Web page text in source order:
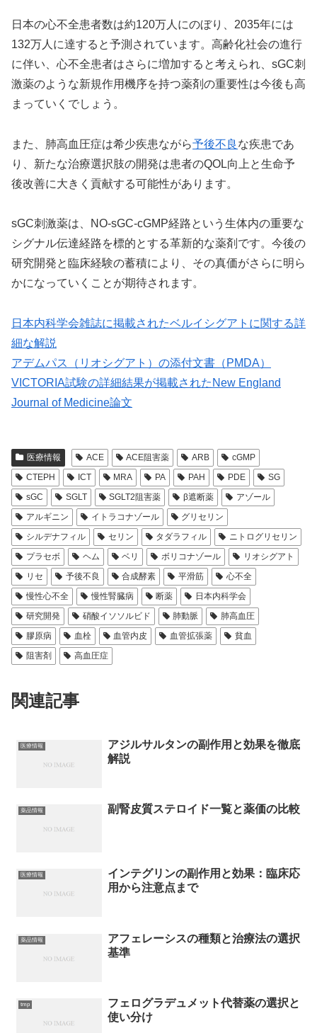
日本の心不全患者数は約120万人にのぼり、2035年には
132万人に達すると予測されています。高齢化社会の進行
に伴い、心不全患者はさらに増加すると考えられ、sGC刺
激薬のような新規作用機序を持つ薬剤の重要性は今後も高
まっていくでしょう。
また、肺高血圧症は希少疾患ながら予後不良 な疾患であ
り、新たな治療選択肢の開発は患者のQOL向上と生命予
後改善に大きく貢献する可能性があります。
sGC刺激薬は、NO-sGC-cGMP経路という生体内の重要な
シグナル伝達経路を標的とする革新的な薬剤です。今後の
研究開発と臨床経験の蓄積により、その真価がさらに明ら
かになっていくことが期待されます。
日本内科学会雑誌に掲載されたベルイシグアトに関する詳
細な解説
アデムパス（リオシグアト）の添付文書（PMDA）
VICTORIA試験の詳細結果が掲載されたNew England
Journal of Medicine論文
医療情報 ACE ACE阻害薬 ARB
cGMP
CTEPH
ICT MRA PA PAH PDE
SG
sGC
SGLT SGLT2阻害薬 β遮断薬
アゾール
アルギニン
イトラコナゾール
グリセリン
シルデナフィル
セリン タダラフィル
ニトログリセリン
プラセボ
ヘム ベリ ボリコナゾール
リオシグアト
リセ
予後不良 合成酵素 平滑筋
心不全
慢性心不全
慢性腎臓病 断薬
日本内科学会
研究開発
硝酸イソソルビド 肺動脈
肺高血圧
膠原病
血栓 血管内皮 血管拡張薬
貧血
阻害剤
高血圧症
関連記事
医療情報
アジルサルタンの副作用と効果を徹底
解説
薬品情報 副腎皮質ステロイド一覧と薬価の比較
医療情報
インテグリンの副作用と効果：臨床応
用から注意点まで
薬品情報
アフェレーシスの種類と治療法の選択
基準
tmp
フェログラデュメット代替薬の選択と
使い分け